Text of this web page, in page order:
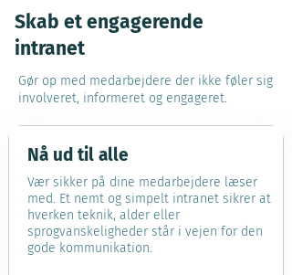
Skab et engagerende
intranet
Gør op med medarbejdere der ikke føler sig
involveret, informeret og engageret.
Nå ud til alle
Vær sikker på dine medarbejdere læser
med. Et nemt og simpelt intranet sikrer at
hverken teknik, alder eller
sprogvanskeligheder står i vejen for den
gode kommunikation.